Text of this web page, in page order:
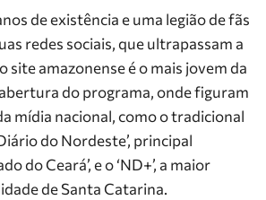
de existência e uma legião de fãs
redes sociais, que ultrapassam a
site amazonense é o mais jovem da
do programa, onde figuram
mídia nacional, como o tradicional
do Nordeste’, principal
do Ceará’, e o ‘ND+’, a maior
de Santa Catarina.